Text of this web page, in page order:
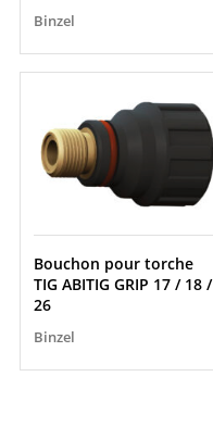
Binzel
Bouchon pour torche
TIG ABITIG GRIP 17 / 18 /
26
Binzel